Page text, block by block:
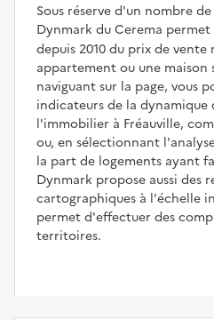
Sous réserve d'un nombre
Dynmark du Cerema
depuis 2010 du prix de vente
appartement ou une maison
naviguant sur la page, vous
indicateurs de la dynamique
l'immobilier à Fréauville,
ou, en sélectionnant
la part de logements ayant
Dynmark propose aussi des
cartographiques à l'échelle
permet d'effectuer des
territoires.